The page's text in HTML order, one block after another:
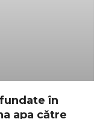
în
apa către